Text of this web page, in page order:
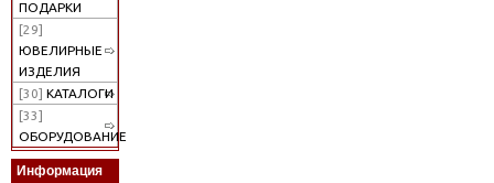
ПОДАРКИ
[29]
ЮВЕЛИРНЫЕ
ИЗДЕЛИЯ
[30] КАТАЛОГИ
[33]
ОБОРУДОВАНИЕ
Информация